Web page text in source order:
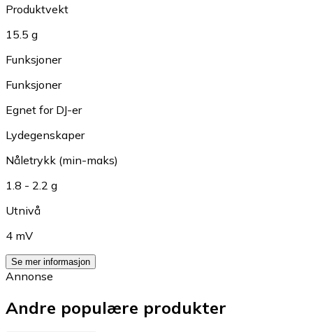
Produktvekt
15.5 g
Funksjoner
Funksjoner
Egnet for DJ-er
Lydegenskaper
Nåletrykk (min-maks)
1.8 - 2.2 g
Utnivå
4 mV
Se mer informasjon
Annonse
Andre populære produkter